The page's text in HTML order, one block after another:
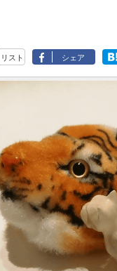
リスト シェア